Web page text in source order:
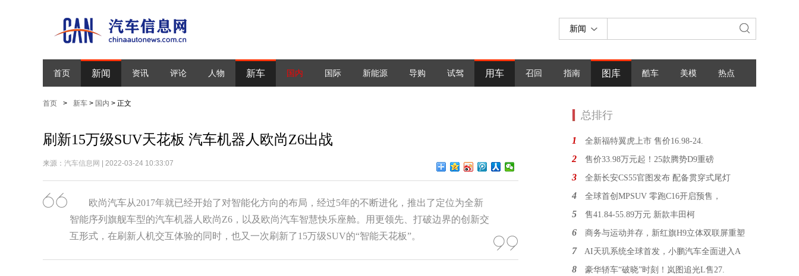
新闻
首页 新闻 资讯 评论 人物 新车 国内 国际 新能源 导购 试驾 用车 召回 指南 图库 酷车 美模 热点
首页 > 新车 > 国内 > 正文
刷新15万级SUV天花板 汽车机器人欧尚Z6出战
来源： 汽车信息网 | 2022-03-24 10:33:07
欧尚汽车从2017年就已经开始了对智能化方向的布局，经过5年的不断进化，推出了定位为全新
智能序列旗舰车型的汽车机器人欧尚Z6，以及欧尚汽车智慧快乐座舱。用更领先、打破边界的创新交
互形式，在刷新人机交互体验的同时，也又一次刷新了15万级SUV的“智能天花板”。
总排行
1 全新福特翼虎上市 售价16.98-24.
2 售价33.98万元起！25款腾势D9重磅
3 全新长安CS55官图发布 配备贯穿式尾灯
4 全球首创MPSUV 零跑C16开启预售，
5 售41.84-55.89万元 新款丰田柯
6 商务与运动并存，新红旗H9立体双联屏重塑
7 AI天玑系统全球首发，小鹏汽车全面进入A
8 豪华轿车“破晓”时刻！岚图追光L售27.